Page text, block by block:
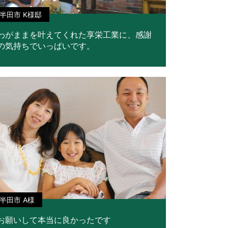
半田市 K様邸
がままを叶えてくれた享栄工業に、感謝
気持ちでいっぱいです。
半田市 A様
願いして本当に良かったです